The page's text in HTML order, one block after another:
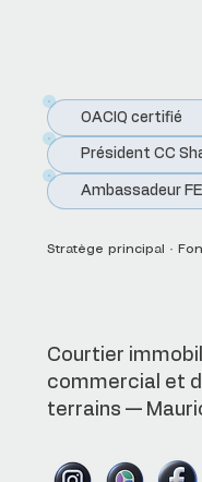
OACIQ certifié
Président CC
Ambassadeur
Stratège principal ·
Courtier
commercial et
terrains —